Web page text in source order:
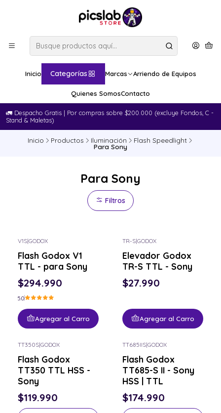
Inicio Categorías Marcas Arriendo de Equipos
Quienes SomosContacto
🚛​ Despacho Gratis | Por compras sobre $200.000 (excluye Fondos, C -
Stand & Maletas)
Inicio Productos Iluminación Flash Speedlight
Para Sony
Para Sony
Filtros
V1S|GODOX
Flash Godox V1
TTL - para Sony
$294.990
5.0
Agregar al Carro
TR-S|GODOX
Elevador Godox
TR-S TTL - Sony
$27.990
Agregar al Carro
TT350S|GODOX
Flash Godox
TT350 TTL HSS -
Sony
$119.990
TT685IIS|GODOX
Flash Godox
TT685-S II - Sony
HSS | TTL
$174.990